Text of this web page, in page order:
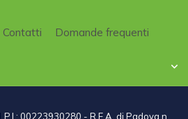
Contatti Domande frequenti

00223930280 - R.E.A. di Padova n.